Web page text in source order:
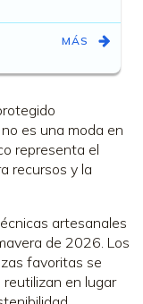
MÁS
es una moda en
representa el
recursos y la
artesanales
de 2026. Los
favoritas se
en lugar